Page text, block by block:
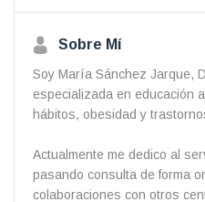
Sobre Mí
Soy María Sánchez Jarque,
especializada en educación
hábitos, obesidad y
Actualmente me dedico al
pasando consulta de forma
colaboraciones con otros